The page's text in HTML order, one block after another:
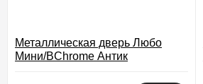
Металлическая дверь Любо
Мини/BChrome Антик